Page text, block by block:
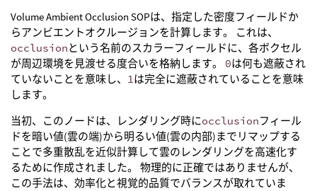
Volume Ambient Occlusion SOPは、指定した密度フィールドか
らアンビエントオクルージョンを計算します。 これは、
occlusionという名前のスカラーフィールドに、各ボクセル
が周辺環境を見渡せる度合いを格納します。 0は何も遮蔽され
ていないことを意味し、 1は完全に遮蔽されていることを意味
します。
当初、このノードは、レンダリング時にocclusionフィール
ドを暗い値(雲の端)から明るい値(雲の内部)までリマップする
ことで多重散乱を近似計算して雲のレンダリングを高速化す
るために作成されました。 物理的に正確ではありませんが、
この手法は、効率化と視覚的品質でバランスが取れていま